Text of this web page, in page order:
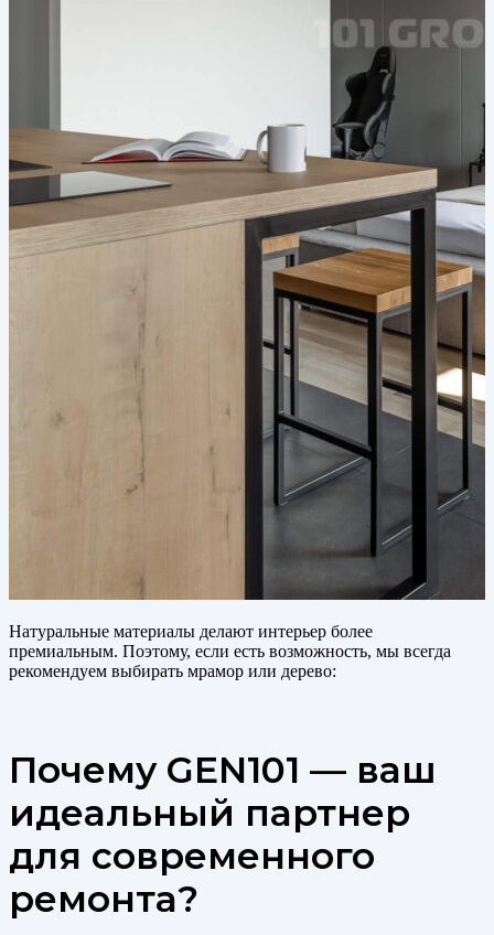
Натуральные материалы делают интерьер более
премиальным. Поэтому, если есть возможность, мы всегда
рекомендуем выбирать мрамор или дерево:
Почему GEN101 — ваш
идеальный партнер
для современного
ремонта?